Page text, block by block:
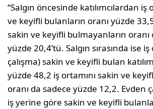
“Salgın öncesinde katılımcılardan iş
ve keyifli bulanların oranı yüzde
sakin ve keyifli bulmayanların oranı
yüzde 20,4’tü. Salgın sırasında ise
çalışma) sakin ve keyifli bulan
yüzde 48,2 iş ortamını sakin ve
oranı da sadece yüzde 12,2. Evden
iş yerine göre sakin ve keyifli